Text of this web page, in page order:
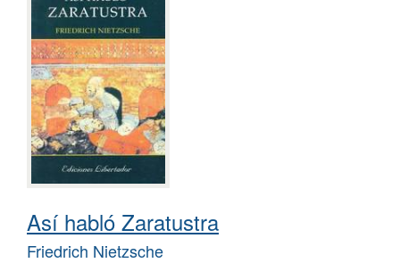
Así habló Zaratustra
Friedrich Nietzsche